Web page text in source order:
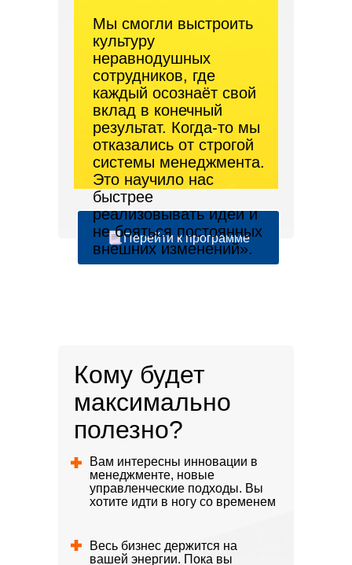
Перейти к программе
Мы смогли выстроить
культуру
неравнодушных
сотрудников, где
каждый осознаёт свой
вклад в конечный
результат. Когда-то мы
отказались от строгой
системы менеджмента.
Это научило нас
быстрее
реализовывать идеи и
не бояться постоянных
внешних изменений».
Одно из самых известных и
успешных внедрений
и СНГ.
8 лет практики применения.
СОЦИОКРАТИЯ
3.0
трех странах.
BAZAкратия
(ТВОЯкратия)
Кому будет
максимально
полезно?
Вам интересны инновации в
менеджменте, новые
управленческие подходы. Вы
хотите идти в ногу со временем
Весь бизнес держится на
вашей энергии. Пока вы